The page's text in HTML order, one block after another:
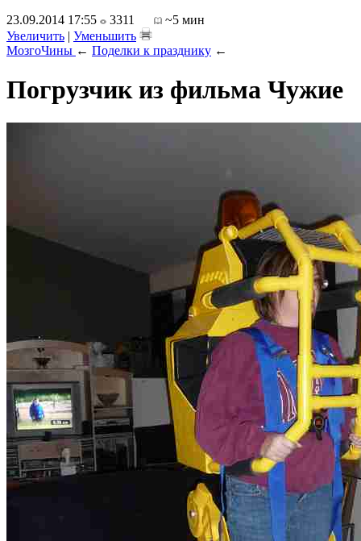
23.09.2014 17:55
3311
~5 мин
Увеличить | Уменьшить
МозгоЧины ← Поделки к празднику ←
Погрузчик из фильма Чужие